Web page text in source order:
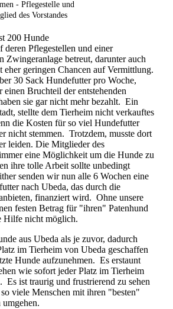
- Pflegestelle und
des Vorstandes
200 Hunde
deren Pflegestellen und einer
Zwingeranlage betreut, darunter auch
eher geringen Chancen auf Vermittlung.
30 Sack Hundefutter pro Woche,
einen Bruchteil der entstehenden
sie gar nicht mehr bezahlt. Ein
stellte dem Tierheim nicht verkauftes
die Kosten für so viel Hundefutter
nicht stemmen. Trotzdem, musste dort
leiden. Die Mitglieder des
eine Möglichkeit um die Hunde zu
ihre tolle Arbeit sollte unbedingt
senden wir nun alle 6 Wochen eine
nach Ubeda, das durch die
finanziert wird. Ohne unsere
festen Betrag für "ihren" Patenhund
Hilfe nicht möglich.
aus Ubeda als je zuvor, dadurch
im Tierheim von Ubeda geschaffen
Hunde aufzunehmen. Es erstaunt
wie sofort jeder Platz im Tierheim
Es ist traurig und frustrierend zu sehen
viele Menschen mit ihren "besten"